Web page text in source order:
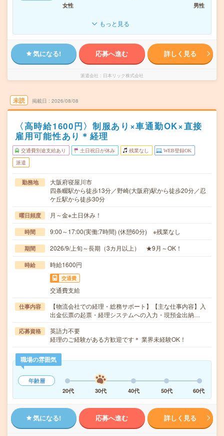
女性
男性
もっと見る
気になる! 応募へ進む 詳しく見る
派遣会社 日本リック株式会社
未読 掲載日 2026/08/08
〈高時給1600円〉制服あり×車通勤OK×直接
雇用可能性あり＊経理
交通費別途支給あり 土日祝日が休み 残業なし WEB登録OK
派遣
勤務地
大阪府寝屋川市
四条畷駅から徒歩13分／野崎(大阪府)駅から徒歩20分／忍
ケ丘駅から徒歩30分
曜日頻度 月～金※土日休み！
時間 9:00～17:00(実働:7時間) (休憩60分) ※残業なし
期間 2026/9/上旬～長期（3カ月以上） ★9月～OK！
時給 時給1600円
交通費
交通費支給
仕事内容
【物流会社での経理・総務サポート】【主な仕事内容】入
出金伝票の起票・経理システムへの入力・現預金出納…
応募資格
英語力不要
経理のご経験がある方歓迎です＊ 業界未経験OK！
職場の雰囲気
年齢層
20代
30代 40代 50代 60代
気になる! 応募へ進む 詳しく見る